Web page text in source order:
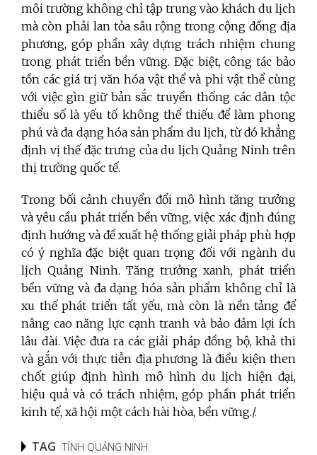
môi trường không chỉ tập trung vào khách du lịch
mà còn phải lan tỏa sâu rộng trong cộng đồng địa
phương, góp phần xây dựng trách nhiệm chung
trong phát triển bền vững. Đặc biệt, công tác bảo
tồn các giá trị văn hóa vật thể và phi vật thể cùng
với việc gìn giữ bản sắc truyền thống các dân tộc
thiểu số là yếu tố không thể thiếu để làm phong
phú và đa dạng hóa sản phẩm du lịch, từ đó khẳng
định vị thế đặc trưng của du lịch Quảng Ninh trên
thị trường quốc tế.
Trong bối cảnh chuyển đổi mô hình tăng trưởng
và yêu cầu phát triển bền vững, việc xác định đúng
định hướng và đề xuất hệ thống giải pháp phù hợp
có ý nghĩa đặc biệt quan trọng đối với ngành du
lịch Quảng Ninh. Tăng trưởng xanh, phát triển
bền vững và đa dạng hóa sản phẩm không chỉ là
xu thế phát triển tất yếu, mà còn là nền tảng để
nâng cao năng lực cạnh tranh và bảo đảm lợi ích
lâu dài. Việc đưa ra các giải pháp đồng bộ, khả thi
và gắn với thực tiễn địa phương là điều kiện then
chốt giúp định hình mô hình du lịch hiện đại,
hiệu quả và có trách nhiệm, góp phần phát triển
kinh tế, xã hội một cách hài hòa, bền vững./.
TAG TỈNH QUẢNG NINH